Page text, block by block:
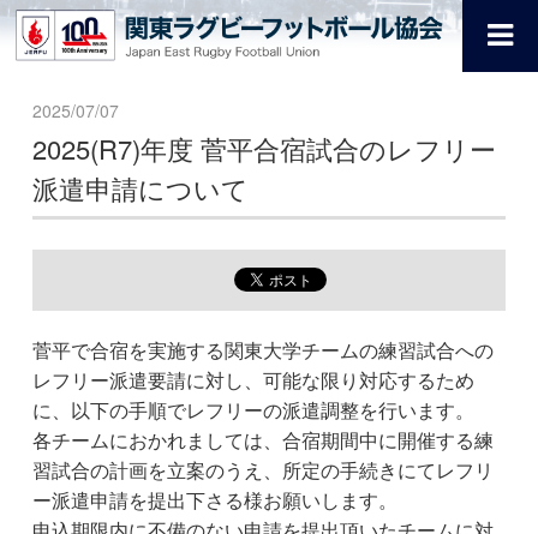
2025/07/07
2025(R7)年度 菅平合宿試合のレフリー
派遣申請について
菅平で合宿を実施する関東大学チームの練習試合への
レフリー派遣要請に対し、可能な限り対応するため
に、以下の手順でレフリーの派遣調整を行います。
各チームにおかれましては、合宿期間中に開催する練
習試合の計画を立案のうえ、所定の手続きにてレフリ
ー派遣申請を提出下さる様お願いします。